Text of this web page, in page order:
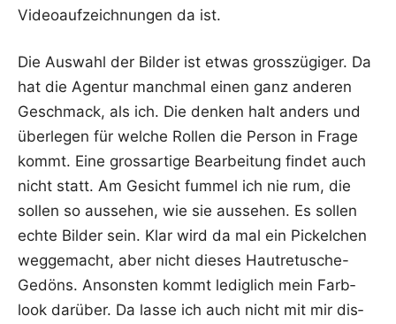
Video­auf­zeich­nun­gen da ist.
Die Aus­wahl der Bil­der ist etwas gross­zü­gi­ger. Da
hat die Agen­tur manch­mal einen ganz ande­ren
Geschmack, als ich. Die den­ken halt anders und
über­le­gen für wel­che Rol­len die Per­son in Fra­ge
kommt. Eine gross­ar­ti­ge Bear­bei­tung fin­det auch
nicht statt. Am Gesicht fum­mel ich nie rum, die
sol­len so aus­se­hen, wie sie aus­se­hen. Es sol­len
ech­te Bil­der sein. Klar wird da mal ein Pickel­chen
weg­ge­macht, aber nicht die­ses Hautre­tu­sche-
Gedöns. Ansons­ten kommt ledig­lich mein Farb­
look dar­über. Da las­se ich auch nicht mit mir dis­